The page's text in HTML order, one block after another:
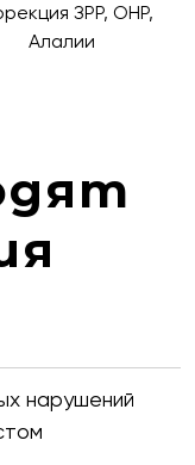
ЗРР, ОНР,
Алалии
нарушений